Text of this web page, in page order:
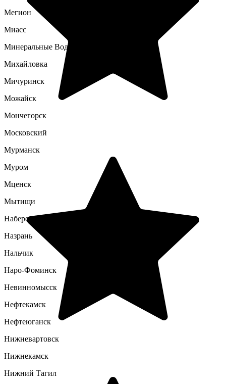
Мегион
Миасс
Минеральные Воды
Михайловка
Мичуринск
Можайск
Мончегорск
Московский
Мурманск
Муром
Мценск
Мытищи
Набережные Челны
Назрань
Нальчик
Наро-Фоминск
Невинномысск
Нефтекамск
Нефтеюганск
Нижневартовск
Нижнекамск
Нижний Тагил